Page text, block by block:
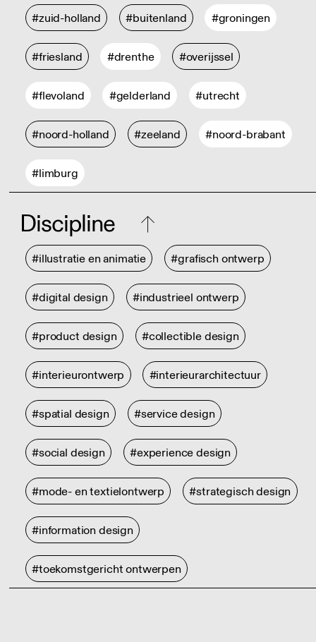
#zuid-holland #buitenland #groningen
#friesland #drenthe #overijssel
#flevoland #gelderland #utrecht
#noord-holland #zeeland #noord-brabant
#limburg
Discipline
#illustratie en animatie #grafisch ontwerp
#digital design #industrieel ontwerp
#product design #collectible design
#interieurontwerp #interieurarchitectuur
#spatial design #service design
#social design #experience design
#mode- en textielontwerp #strategisch design
#information design
#toekomstgericht ontwerpen